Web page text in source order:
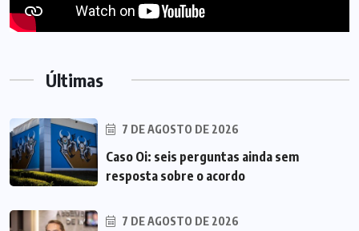
Últimas
7 DE AGOSTO DE 2026
Caso Oi: seis perguntas ainda sem
resposta sobre o acordo
7 DE AGOSTO DE 2026